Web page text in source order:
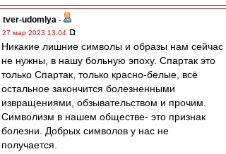
tver-udomlya -
27 мар 2023 13:04
Никакие лишние символы и образы нам сейчас
не нужны, в нашу больную эпоху. Спартак это
только Спартак, только красно-белые, всё
остальное закончится болезненными
извращениями, обзывательством и прочим.
Символизм в нашем обществе- это признак
болезни. Добрых символов у нас не
получается.